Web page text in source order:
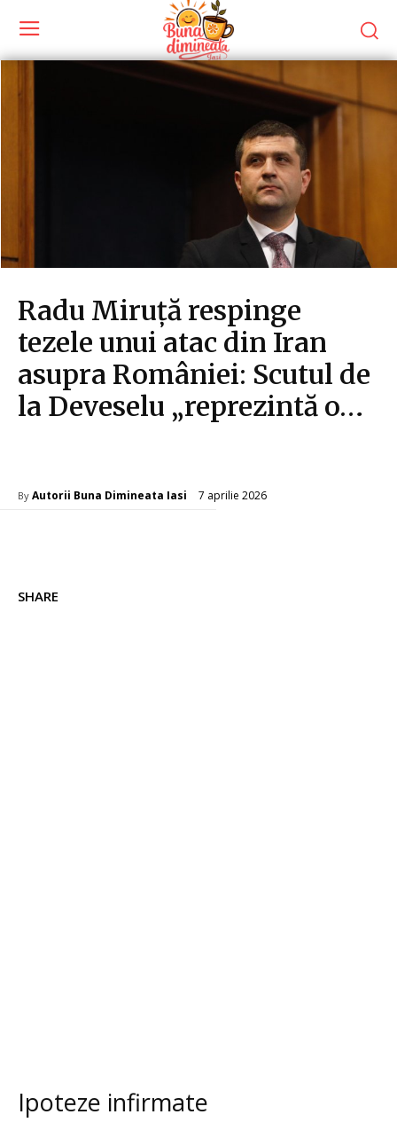
Radu Miruță respinge
tezele unui atac din Iran
asupra României: Scutul de
la Deveselu „reprezintă o…
By Autorii Buna Dimineata Iasi 7 aprilie 2026
SHARE
Ipoteze infirmate